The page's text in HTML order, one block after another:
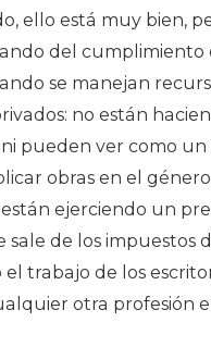
ello está muy bien,
del cumplimiento
se manejan
no están
pueden ver como un
obras en el
ejerciendo un
sale de los impuestos
trabajo de los
otra profesión